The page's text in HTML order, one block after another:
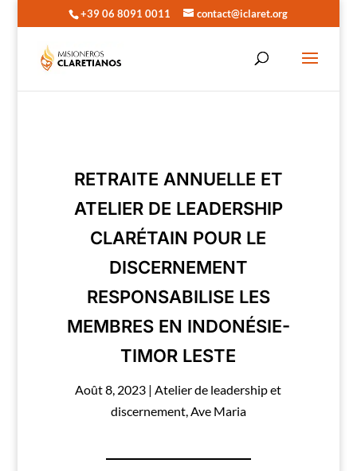
+39 06 8091 0011 contact@iclaret.org
RETRAITE ANNUELLE ET
ATELIER DE LEADERSHIP
CLARÉTAIN POUR LE
DISCERNEMENT
RESPONSABILISE LES
MEMBRES EN INDONÉSIE-
TIMOR LESTE
Août 8, 2023 |Atelier de leadership et
discernement,Ave Maria